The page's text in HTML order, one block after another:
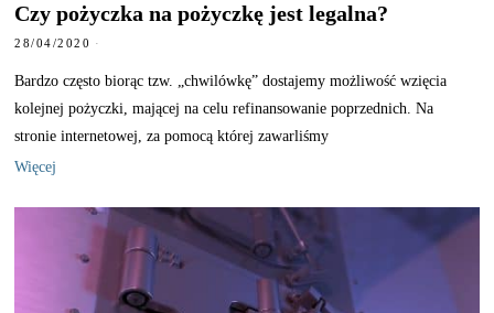
Czy pożyczka na pożyczkę jest legalna?
28/04/2020
Bardzo często biorąc tzw. „chwilówkę” dostajemy możliwość wzięcia
kolejnej pożyczki, mającej na celu refinansowanie poprzednich. Na
stronie internetowej, za pomocą której zawarliśmy
Więcej